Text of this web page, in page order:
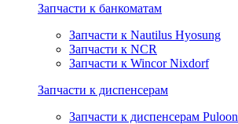
Запчасти к банкоматам
Запчасти к Nautilus Hyosung
Запчасти к NCR
Запчасти к Wincor Nixdorf
Запчасти к диспенсерам
Запчасти к диспенсерам Puloon